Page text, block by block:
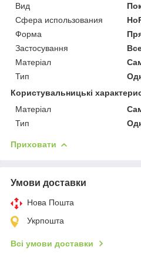
Вид
Сфера использования
Форма
Застосування
Матеріал
Тип
Користувальницькі
Матеріал
Тип
Приховати
Умови доставки
Нова Пошта
Укрпошта
Всі умови доставки